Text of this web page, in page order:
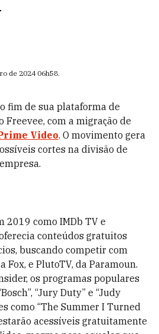
de 2024 06h58.
fim de sua plataforma de
Freevee, com a migração de
Video. O movimento gera
cortes na divisão de
2019 como IMDb TV e
conteúdos gratuitos
buscando competir com
Fox, e PlutoTV, da Paramoun.
os programas populares
“Jury Duty” e “Judy
como “The Summer I Turned
acessíveis gratuitamente